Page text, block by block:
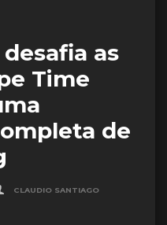
as
Time
de
CLAUDIO SANTIAGO